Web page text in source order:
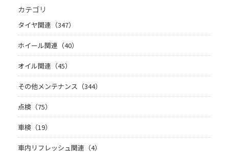
カテゴリ
タイヤ関連（347）
ホイール関連（40）
オイル関連（45）
その他メンテナンス（344）
点検（75）
車検（19）
車内リフレッシュ関連（4）